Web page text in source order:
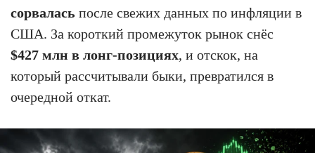
сорвалась после свежих данных по инфляции в
США. За короткий промежуток рынок снёс
$427 млн в лонг-позициях, и отскок, на
который рассчитывали быки, превратился в
очередной откат.